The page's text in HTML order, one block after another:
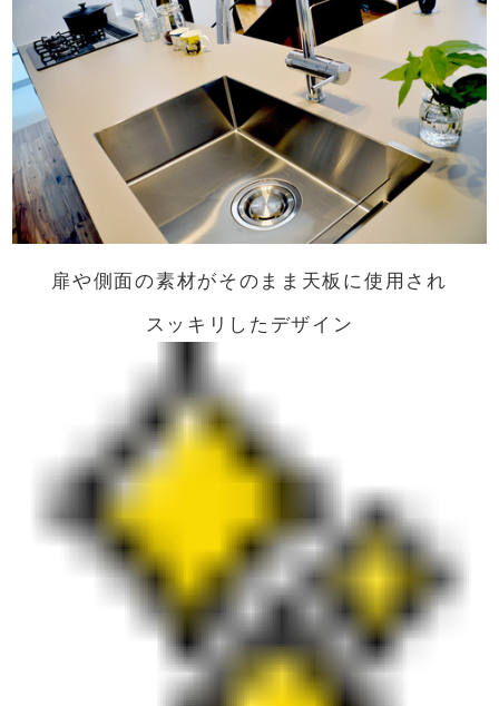
扉や側面の素材がそのまま天板に使用され
スッキリしたデザイン